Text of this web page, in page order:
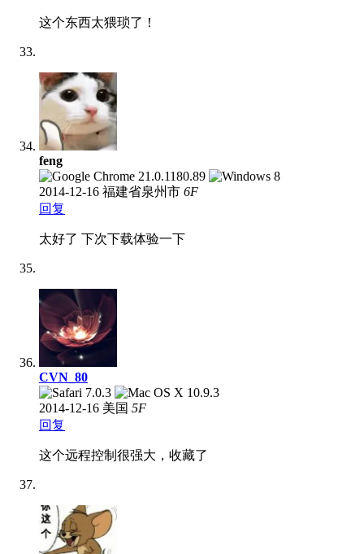
这个东西太猥琐了！
feng
2014-12-16 福建省泉州市 6F
回复
太好了 下次下载体验一下
CVN_80
2014-12-16 美国 5F
回复
这个远程控制很强大，收藏了